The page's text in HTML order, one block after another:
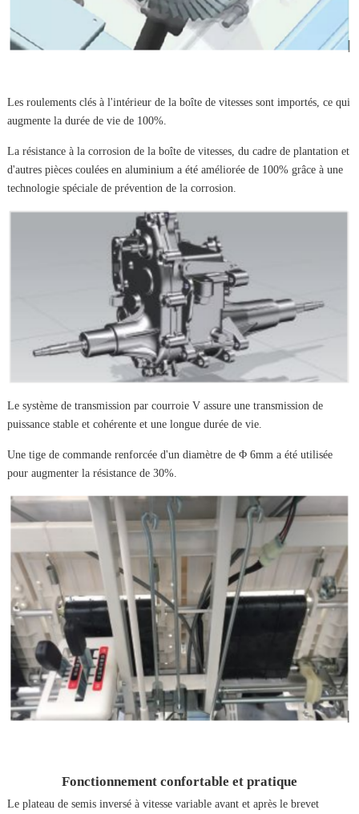
Les roulements clés à l'intérieur de la boîte de vitesses sont importés, ce qui
augmente la durée de vie de 100%.
La résistance à la corrosion de la boîte de vitesses, du cadre de plantation et
d'autres pièces coulées en aluminium a été améliorée de 100% grâce à une
technologie spéciale de prévention de la corrosion.
Le système de transmission par courroie V assure une transmission de
puissance stable et cohérente et une longue durée de vie.
Une tige de commande renforcée d'un diamètre de Φ 6mm a été utilisée
pour augmenter la résistance de 30%.
Fonctionnement confortable et pratique
Le plateau de semis inversé à vitesse variable avant et après le brevet